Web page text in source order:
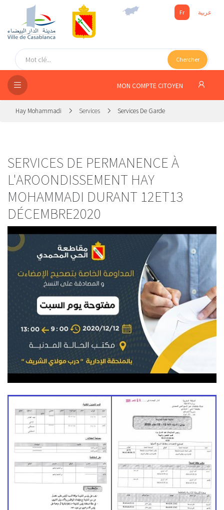
MÉDIA
Fr عربية
Chercher
MON COMPTE CITOYEN
Hay Mohammadi Services Services De Garde
SERVICES DE PERMANENCE À
L'AROONDISSEMENT HAY
MOHAMMADI DURANT 12ET13
DÉCEMBRE2020